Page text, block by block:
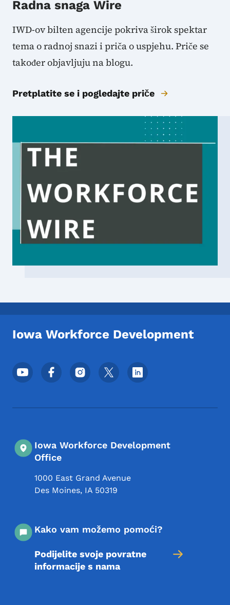
Radna snaga Wire
IWD-ov bilten agencije pokriva širok spektar
tema o radnoj snazi ​​i priča o uspjehu. Priče se
također objavljuju na blogu.
Pretplatite se i pogledajte priče
Iowa Workforce Development
Meni podnožja društvenih mrežaa
Iowa Workforce Development
Office
1000 East Grand Avenue
Des Moines, IA 50319
Kako vam možemo pomoći?
Podijelite svoje povratne
informacije s nama